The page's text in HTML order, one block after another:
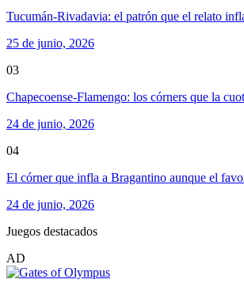
Tucumán-Rivadavia: el patrón que el relato
25 de junio, 2026
03
Chapecoense-Flamengo: los córners que la
24 de junio, 2026
04
El córner que infla a Bragantino aunque el
24 de junio, 2026
Juegos destacados
AD